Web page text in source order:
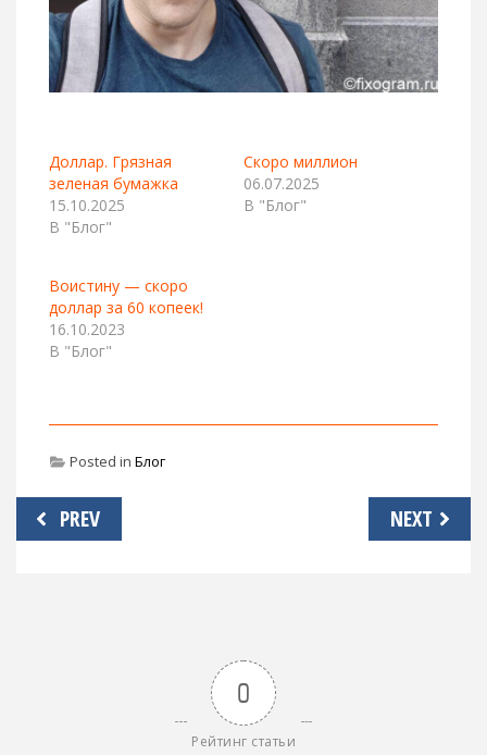
Доллар. Грязная
зеленая бумажка
15.10.2025
В "Блог"
Скоро миллион
06.07.2025
В "Блог"
Воистину — скоро
доллар за 60 копеек!
16.10.2023
В "Блог"
Posted in Блог
Навигация
по
PREV NEXT
0
Рейтинг статьи